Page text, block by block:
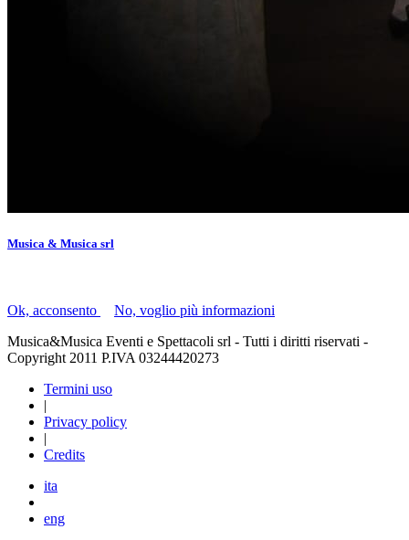
Musica & Musica srl
Ok, acconsento
No, voglio più informazioni
Musica&Musica Eventi e Spettacoli srl - Tutti i diritti riservati -
Copyright 2011 P.IVA 03244420273
Termini uso
|
Privacy policy
|
Credits
ita
eng